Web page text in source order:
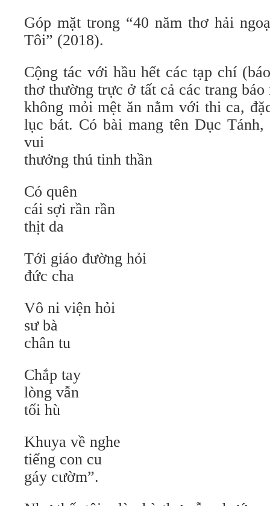
Góp mặt trong “40 năm thơ hải
Tôi” (2018).
Cộng tác với hầu hết các tạp chí
thơ thường trực ở tất cả các trang
không mỏi mệt ăn nằm với thi ca,
lục bát. Có bài mang tên Dục
vui
thưởng thú tinh thần
Có quên
cái sợi rần rần
thịt da
Tới giáo đường hỏi
đức cha
Vô ni viện hỏi
sư bà
chân tu
Chắp tay
lòng vẫn
tối hù
Khuya về nghe
tiếng con cu
gáy cườm”.